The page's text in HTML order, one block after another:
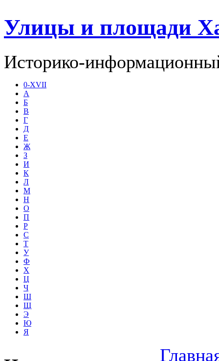
Улицы и площади
Историко-
0-XVII
А
Б
В
Г
Д
Е
Ж
З
И
К
Л
М
Н
О
П
Р
С
Т
У
Ф
Х
Ц
Ч
Ш
Щ
Э
Ю
Я